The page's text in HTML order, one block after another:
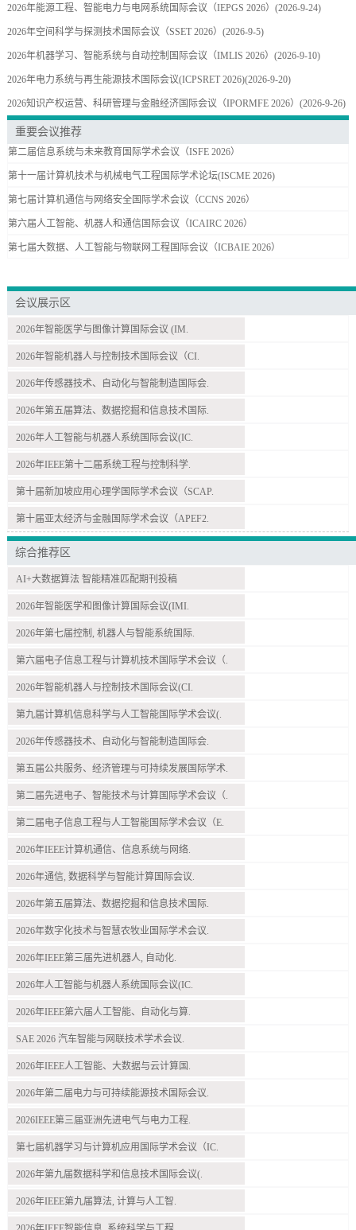
2026年能源工程、智能电力与电网系统国际会议（IEPGS 2026） (2026-9-24)
2026年空间科学与探测技术国际会议（SSET 2026） (2026-9-5)
2026年机器学习、智能系统与自动控制国际会议（IMLIS 2026） (2026-9-10)
2026年电力系统与再生能源技术国际会议(ICPSRET 2026)(2026-9-20)
2026知识产权运营、科研管理与金融经济国际会议（IPORMFE 2026） (2026-9-26)
重要会议推荐
第二届信息系统与未来教育国际学术会议（ISFE 2026）
第十一届计算机技术与机械电气工程国际学术论坛(ISCME 2026)
第七届计算机通信与网络安全国际学术会议（CCNS 2026）
第六届人工智能、机器人和通信国际会议（ICAIRC 2026）
第七届大数据、人工智能与物联网工程国际会议（ICBAIE 2026）
会议展示区
2026年智能医学与图像计算国际会议 (IM.
2026年智能机器人与控制技术国际会议（CI.
2026年传感器技术、自动化与智能制造国际会.
2026年第五届算法、数据挖掘和信息技术国际.
2026年人工智能与机器人系统国际会议(IC.
2026年IEEE第十二届系统工程与控制科学.
第十届新加坡应用心理学国际学术会议（SCAP.
第十届亚太经济与金融国际学术会议（APEF2.
综合推荐区
AI+大数据算法 智能精准匹配期刊投稿
2026年智能医学和图像计算国际会议(IMI.
2026年第七届控制, 机器人与智能系统国际.
第六届电子信息工程与计算机技术国际学术会议（.
2026年智能机器人与控制技术国际会议(CI.
第九届计算机信息科学与人工智能国际学术会议(.
2026年传感器技术、自动化与智能制造国际会.
第五届公共服务、经济管理与可持续发展国际学术.
第二届先进电子、智能技术与计算国际学术会议（.
第二届电子信息工程与人工智能国际学术会议（E.
2026年IEEE计算机通信、信息系统与网络.
2026年通信, 数据科学与智能计算国际会议.
2026年第五届算法、数据挖掘和信息技术国际.
2026年数字化技术与智慧农牧业国际学术会议.
2026年IEEE第三届先进机器人, 自动化.
2026年人工智能与机器人系统国际会议(IC.
2026年IEEE第六届人工智能、自动化与算.
SAE 2026 汽车智能与网联技术学术会议.
2026年IEEE人工智能、大数据与云计算国.
2026年第二届电力与可持续能源技术国际会议.
2026IEEE第三届亚洲先进电气与电力工程.
第七届机器学习与计算机应用国际学术会议（IC.
2026年第九届数据科学和信息技术国际会议(.
2026年IEEE第九届算法, 计算与人工智.